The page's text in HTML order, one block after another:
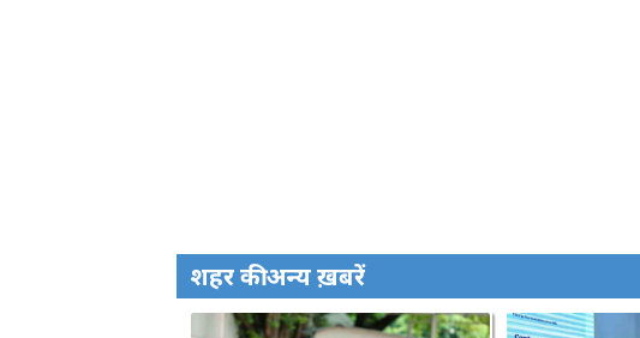
शहर की अन्य ख़बरें